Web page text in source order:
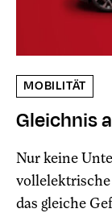
MOBILITÄT
Gleichnis
Nur keine
das gleiche